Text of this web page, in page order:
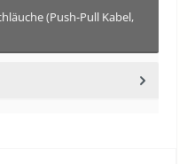
(Push-Pull Kabel,